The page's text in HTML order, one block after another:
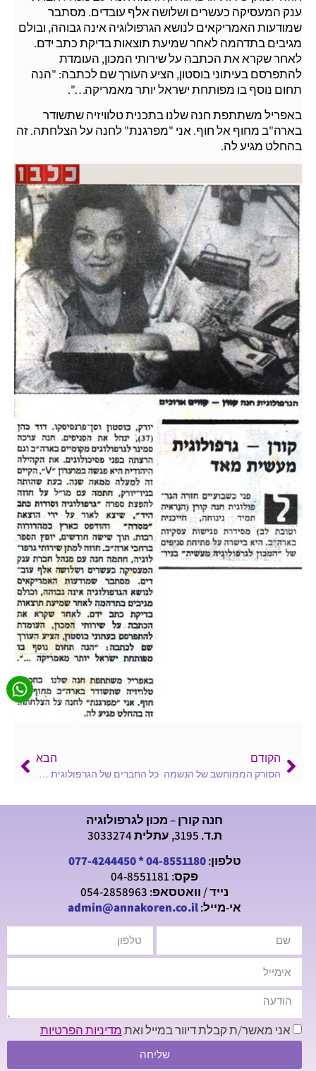
ענק המעסיקה כעשרים ושלושה אלף עובדים. מסתבר
שמודעות האמריקאים לנושא הגרפולוגיה אינה גבוהה, ובולם
מגיבים בתדהמה לאחר שמיעת תוצאות בדיקת כתב ידם.
לאחר שקרא את הכתבה על שירותי המכון, העומדת
להתפרסם בעיתוני בוסטון, הציע העורך שם לכתבה: "הנה
תחום נוסף בו מפותחת ישראל יותר מאמריקה…".
באפריל משתתפת חנה שלנו בתכנית טלוויזיה שתשודר
בארה"ב מחוף אל חוף. אני "מפרגנת" לחנה על הצלחתה. זה
בהחלט מגיע לה.
הקודם
הסורק הממוחשב של הנשמה
הבא
כל החברים של הגרפולוגית תרגיל בחמש אצבעות
חנה קורן – מכון לגרפולוגיה
ת.ד. 3195, עתלית 3033274
טלפון:04-8551180
*
077-4244450
פקס: 04-8551181
נייד / וואטסאפ: 054-2858963
אי-מייל:admin@annakoren.co.il
אני מאשר/ת קבלת דיוור במייל ואתמדיניות הפרטיות
שליחה